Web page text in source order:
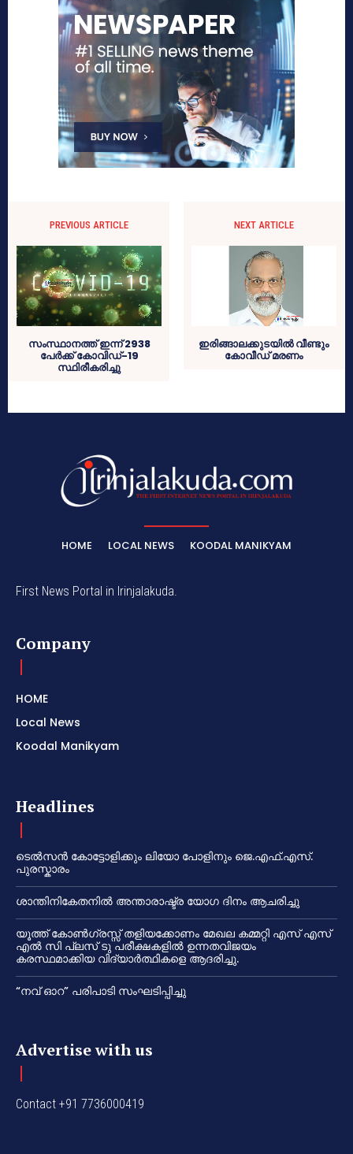
PREVIOUS ARTICLE
സംസ്ഥാനത്ത് ഇന്ന് 2938
പേര്‍ക്ക് കോവിഡ്-19
സ്ഥിരീകരിച്ചു
NEXT ARTICLE
ഇരിങ്ങാലക്കുടയില്‍ വീണ്ടും
കോവീഡ് മരണം
HOME LOCAL NEWS KOODAL MANIKYAM
First News Portal in Irinjalakuda.
Company
HOME
Local News
Koodal Manikyam
Headlines
ടെൽസൻ കോട്ടോളിക്കും ലിയോ പോളിനും ജെ.എഫ്.എസ്.
പുരസ്കാരം
ശാന്തിനികേതനിൽ അന്താരാഷ്ട്ര യോഗ ദിനം ആചരിച്ചു
യൂത്ത് കോൺഗ്രസ്സ് തളിയക്കോണം മേഖല കമ്മറ്റി എസ് എസ്
എൽ സി പ്ലസ് ടു പരീക്ഷകളിൽ ഉന്നതവിജയം
കരസ്ഥമാക്കിയ വിദ്യാർത്ഥികളെ ആദരിച്ചു.
“നവ് ഓറ” പരിപാടി സംഘടിപ്പിച്ചു
Advertise with us
Contact +91 7736000419